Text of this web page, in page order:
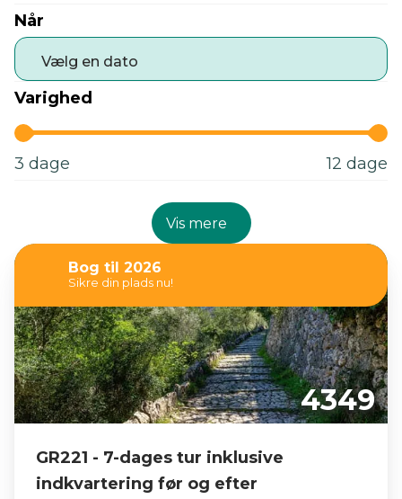
Når
Vælg en dato
Varighed
3 dage 12 dage
Vis mere
Bog til 2026
Sikre din plads nu!
4349
GR221 - 7-dages tur inklusive
indkvartering før og efter